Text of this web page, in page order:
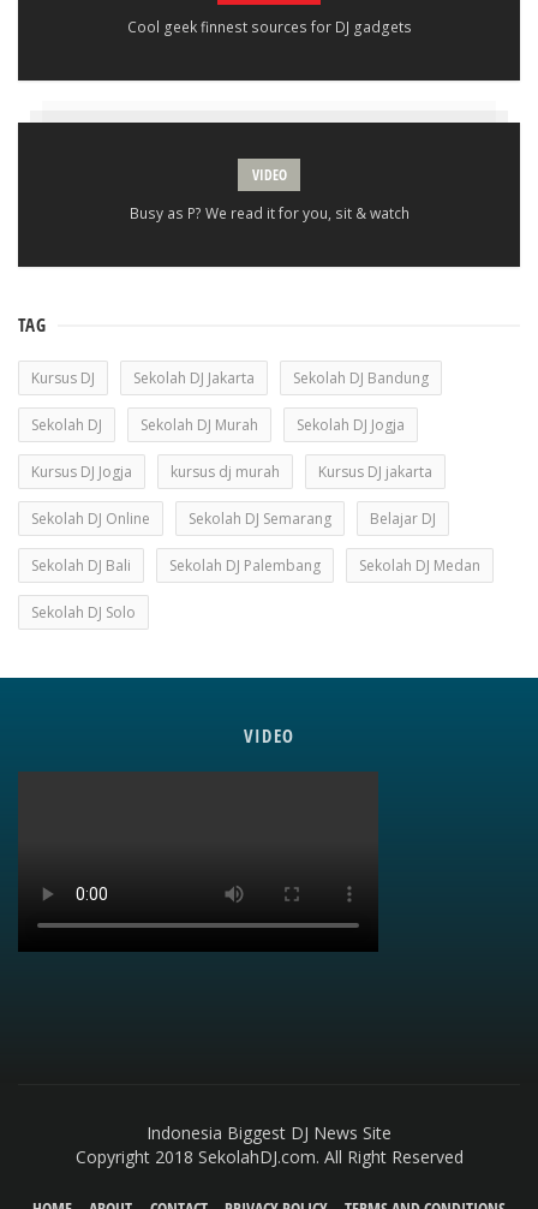
Cool geek finnest sources for DJ gadgets
VIDEO
Busy as P? We read it for you, sit & watch
TAG
Kursus DJ Sekolah DJ Jakarta Sekolah DJ Bandung
Sekolah DJ Sekolah DJ Murah Sekolah DJ Jogja
Kursus DJ Jogja kursus dj murah Kursus DJ jakarta
Sekolah DJ Online Sekolah DJ Semarang Belajar DJ
Sekolah DJ Bali Sekolah DJ Palembang Sekolah DJ Medan
Sekolah DJ Solo
VIDEO
Indonesia Biggest DJ News Site
Copyright 2018 SekolahDJ.com. All Right Reserved